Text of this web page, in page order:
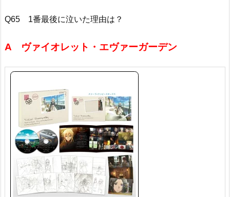
Q65 1番最後に泣いた理由は？
A ヴァイオレット・エヴァーガーデン